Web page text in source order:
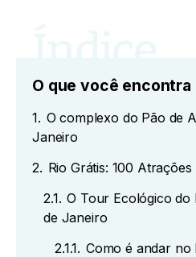
O que você
1. O complexo do Pão de
Janeiro
2. Rio Grátis: 100 Atrações
2.1. O Tour Ecológico do
de Janeiro
2.1.1. Como é andar no